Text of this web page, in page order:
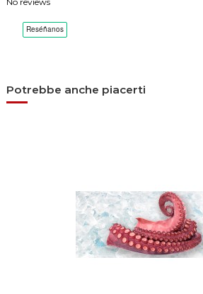
Potrebbe anche piacerti